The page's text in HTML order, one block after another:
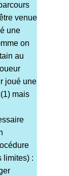
venue
une
on
au
joué une
mais
limites) :